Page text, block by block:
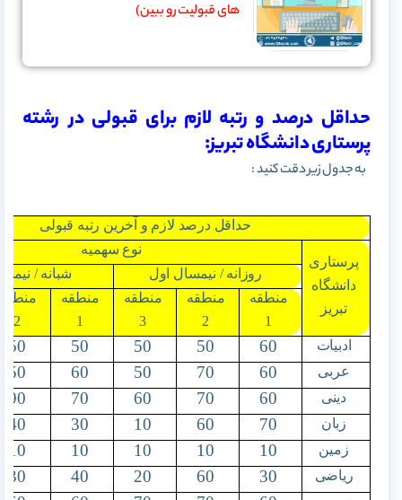
های قبولیت رو ببین)
حداقل درصد و رتبه لازم برای قبولی در رشته
پرستاری دانشگاه تبریز:
به جدول زیر دقت کنید :
حداقل درصد لازم و آخرین رتبه قبولی
پرستاری
دانشگاه
تبریز
نوع سهمیه
روزانه / نیمسال اول
شبانه /
منطقه
1
منطقه
2
منطقه
3
منطقه
1
2
ادبیات
60
50
50
50
50
عربی 60
70
50
60
50
دینی 60
70
60
70
90
زبان 70
60
10
30
40
زمین 10
10
10
10
10
ریاضی 30
60
20
40
30